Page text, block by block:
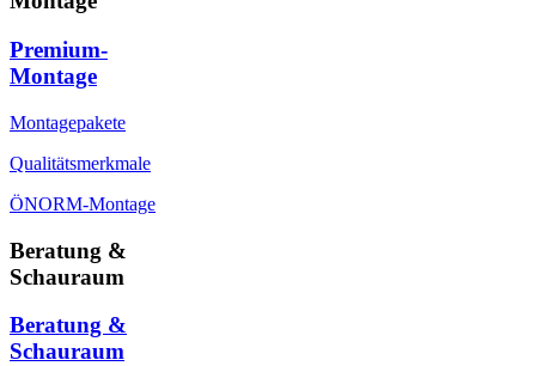
Premium-
Montage
Montagepakete
Qualitätsmerkmale
ÖNORM-Montage
Beratung &
Schauraum
Beratung &
Schauraum